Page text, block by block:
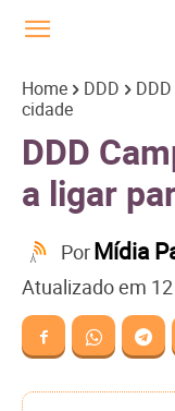
Home DDD
cidade
DDD
a ligar
PorMídia
Atualizado em